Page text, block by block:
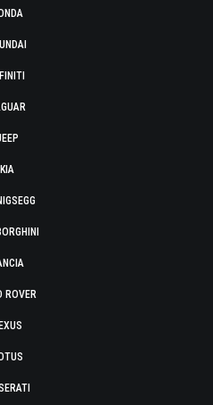
KIA
ROVER